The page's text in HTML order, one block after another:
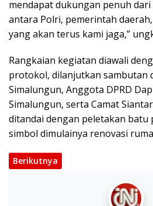
mendapat dukungan penuh
antara Polri, pemerintah
yang akan terus kami jaga,”
Rangkaian kegiatan diawali
protokol, dilanjutkan sambutan
Simalungun, Anggota DPRD
Simalungun, serta Camat
ditandai dengan peletakan batu
simbol dimulainya renovasi
Berikutnya